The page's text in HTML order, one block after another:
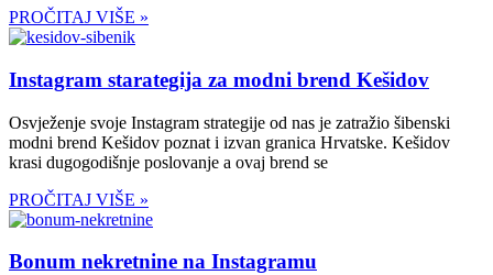
PROČITAJ VIŠE »
Instagram starategija za modni brend Kešidov
Osvježenje svoje Instagram strategije od nas je zatražio šibenski
modni brend Kešidov poznat i izvan granica Hrvatske. Kešidov
krasi dugogodišnje poslovanje a ovaj brend se
PROČITAJ VIŠE »
Bonum nekretnine na Instagramu